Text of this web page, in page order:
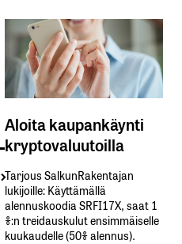
Aloita kaupankäynti
kryptovaluutoilla
Tarjous SalkunRakentajan
lukijoille: Käyttämällä​ ​
alennuskoodia​ ​SRFI17X,​ ​saat​ ​1
%:n treidauskulut​ ​ensimmäiselle​ ​
kuukaudelle​ ​(50%​ ​alennus).